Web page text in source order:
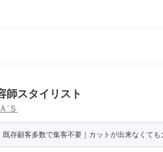
師スタイリスト
’Ｓ
既存顧客多数で集客不要｜カットが出来なくて